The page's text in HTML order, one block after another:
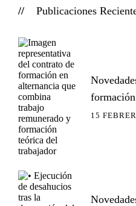
Publicaciones
15